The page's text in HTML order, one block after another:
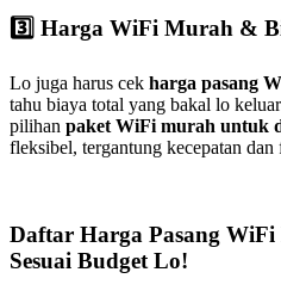
3️⃣ Harga WiFi Murah &
Lo juga harus cek harga pasang
tahu biaya total yang bakal lo
pilihan paket WiFi murah untuk
fleksibel, tergantung kecepatan dan
Daftar Harga Pasang
Sesuai Budget Lo!